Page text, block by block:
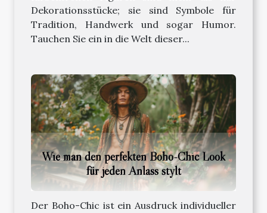
Dekorationsstücke; sie sind Symbole für
Tradition, Handwerk und sogar Humor.
Tauchen Sie ein in die Welt dieser...
Wie man den perfekten Boho-Chic Look
für jeden Anlass stylt
Der Boho-Chic ist ein Ausdruck individueller